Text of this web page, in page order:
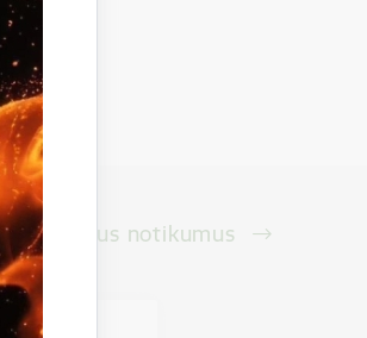
Skatīt visus notikumus